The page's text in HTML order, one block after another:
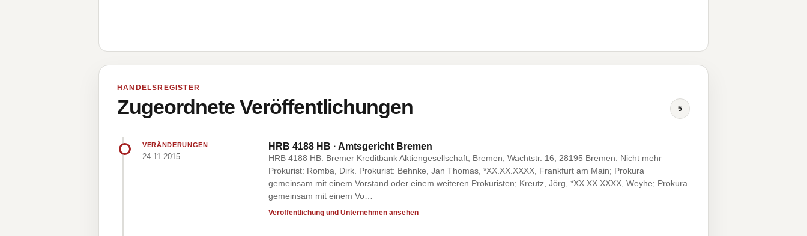
HANDELSREGISTER
Zugeordnete Veröffentlichungen 5
VERÄNDERUNGEN
24.11.2015
HRB 4188 HB · Amtsgericht Bremen
HRB 4188 HB: Bremer Kreditbank Aktiengesellschaft, Bremen, Wachtstr. 16, 28195 Bremen. Nicht mehr
Prokurist: Romba, Dirk. Prokurist: Behnke, Jan Thomas, *XX.XX.XXXX, Frankfurt am Main; Prokura
gemeinsam mit einem Vorstand oder einem weiteren Prokuristen; Kreutz, Jörg, *XX.XX.XXXX, Weyhe; Prokura
gemeinsam mit einem Vo…
Veröffentlichung und Unternehmen ansehen